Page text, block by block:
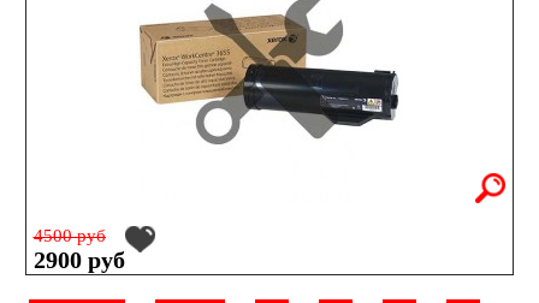
4500 руб
2900 руб